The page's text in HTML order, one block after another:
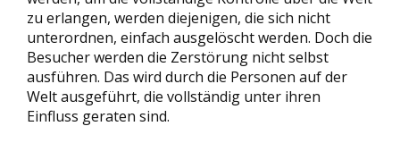
zu erlangen, werden diejenigen, die sich nicht
unterordnen, einfach ausgelöscht werden. Doch die
Besucher werden die Zerstörung nicht selbst
ausführen. Das wird durch die Personen auf der
Welt ausgeführt, die vollständig unter ihren
Einfluss geraten sind.